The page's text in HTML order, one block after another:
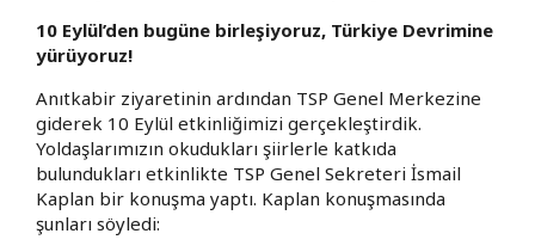
10 Eylül’den bugüne birleşiyoruz, Türkiye Devrimine
yürüyoruz!
Anıtkabir ziyaretinin ardından TSP Genel Merkezine
giderek 10 Eylül etkinliğimizi gerçekleştirdik.
Yoldaşlarımızın okudukları şiirlerle katkıda
bulundukları etkinlikte TSP Genel Sekreteri İsmail
Kaplan bir konuşma yaptı. Kaplan konuşmasında
şunları söyledi: